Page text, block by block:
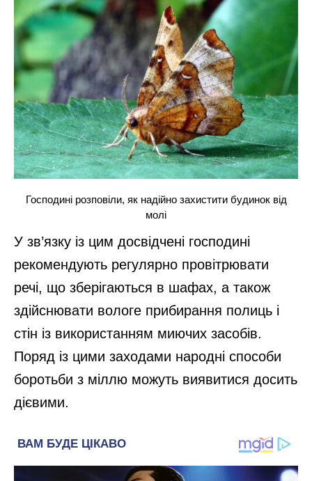
Господині розповіли, як надійно захистити будинок від
молі
У зв’язку із цим досвідчені господині
рекомендують регулярно провітрювати
речі, що зберігаються в шафах, а також
здійснювати вологе прибирання полиць і
стін із використанням миючих засобів.
Поряд із цими заходами народні способи
боротьби з міллю можуть виявитися досить
дієвими.